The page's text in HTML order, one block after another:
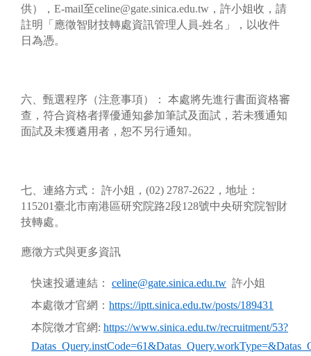
供），E-mail至celine@gate.sinica.edu.tw，許小姐收，請
註明「應徵智財技轉處資訊管理人員-姓名」，以收件
日為憑。
六、甄選程序（注意事項）： 本處將先進行書面資格審
查，符合資格者擇優通知參加筆試及面試，若未獲通知
面試及未獲遴用者，恕不另行通知。
七、連絡方式： 許小姐，(02) 2787-2622，地址：
115201臺北市南港區研究院路2段128號中央研究院智財
技轉處。
應徵方式與更多資訊
快速投遞連結： celine@gate.sinica.edu.tw 許小姐
本處徵才官網： https://iptt.sinica.edu.tw/posts/189431
本院徵才官網: https://www.sinica.edu.tw/recruitment/53?